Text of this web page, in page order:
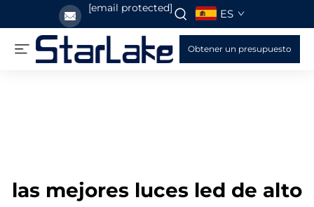
[email protected] ES
Obtener un presupuesto
las mejores luces led de alto